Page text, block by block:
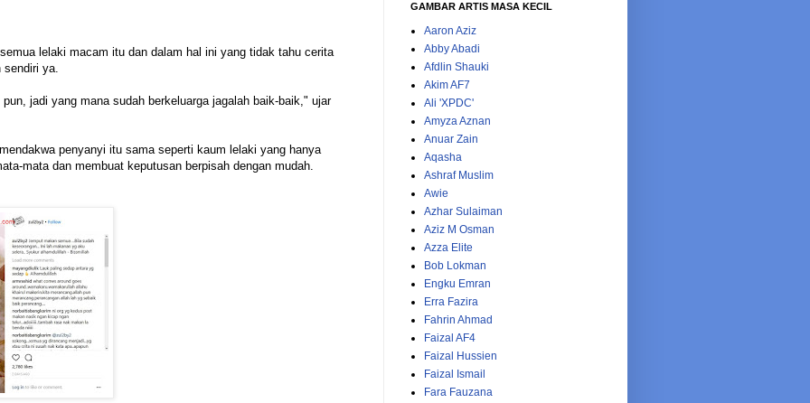
lelaki macam itu dan dalam hal ini yang tidak tahu cerita
ya.
jadi yang mana sudah berkeluarga jagalah baik-baik," ujar
penyanyi itu sama seperti kaum lelaki yang hanya
mata dan membuat keputusan berpisah dengan mudah.
GAMBAR ARTIS MASA KECIL
Aaron Aziz
Abby Abadi
Afdlin Shauki
Akim AF7
Ali 'XPDC'
Amyza Aznan
Anuar Zain
Aqasha
Ashraf Muslim
Awie
Azhar Sulaiman
Aziz M Osman
Azza Elite
Bob Lokman
Engku Emran
Erra Fazira
Fahrin Ahmad
Faizal AF4
Faizal Hussien
Faizal Ismail
Fara Fauzana